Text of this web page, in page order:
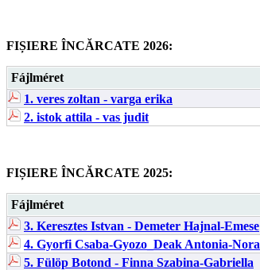
FIȘIERE ÎNCĂRCATE 2026:
Fájlméret
1. veres zoltan - varga erika
2. istok attila - vas judit
FIȘIERE ÎNCĂRCATE 2025:
Fájlméret
3. Keresztes Istvan - Demeter Hajnal-Emese
4. Gyorfi Csaba-Gyozo_Deak Antonia-Nora
5. Fülöp Botond - Finna Szabina-Gabriella